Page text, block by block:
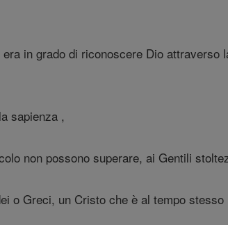
in grado di riconoscere Dio
sapienza ,
non possono superare, ai Gentili
o Greci, un Cristo che è al tempo